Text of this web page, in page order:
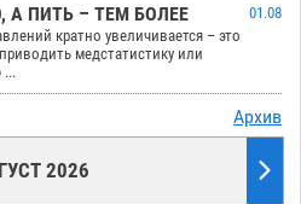
ПИТЬ – ТЕМ БОЛЕЕ
01.08
кратно увеличивается – это
медстатистику или
...
Архив
2026